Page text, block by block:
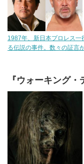
1987年、新日本プロレス
る伝説の事件。数々の証言
『ウォーキング